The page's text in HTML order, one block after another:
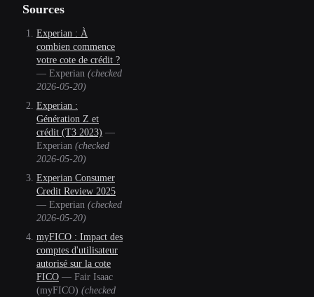
Sources
Experian : À
combien commence
votre cote de crédit ?
— Experian (checked
2026-05-20)
Experian :
Génération Z et
crédit (T3 2023) —
Experian (checked
2026-05-20)
Experian Consumer
Credit Review 2025
— Experian (checked
2026-05-20)
myFICO : Impact des
comptes d'utilisateur
autorisé sur la cote
FICO — Fair Isaac
(myFICO) (checked